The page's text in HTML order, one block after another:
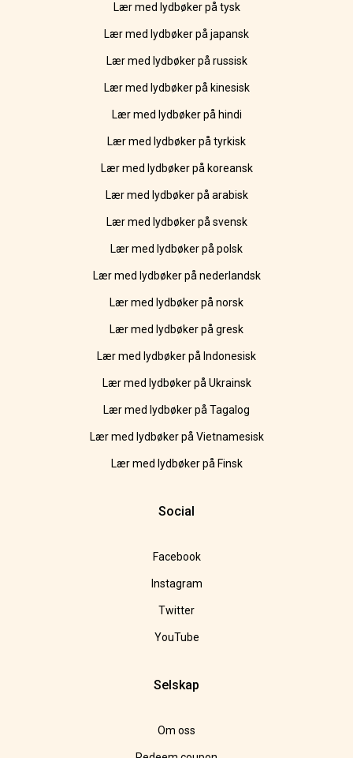
Lær med lydbøker på tysk
Lær med lydbøker på japansk
Lær med lydbøker på russisk
Lær med lydbøker på kinesisk
Lær med lydbøker på hindi
Lær med lydbøker på tyrkisk
Lær med lydbøker på koreansk
Lær med lydbøker på arabisk
Lær med lydbøker på svensk
Lær med lydbøker på polsk
Lær med lydbøker på nederlandsk
Lær med lydbøker på norsk
Lær med lydbøker på gresk
Lær med lydbøker på Indonesisk
Lær med lydbøker på Ukrainsk
Lær med lydbøker på Tagalog
Lær med lydbøker på Vietnamesisk
Lær med lydbøker på Finsk
Social
Facebook
Instagram
Twitter
YouTube
Selskap
Om oss